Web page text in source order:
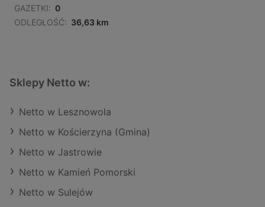
GAZETKI: 0
ODLEGŁOŚĆ: 36,63 km
Sklepy Netto w:
Netto w Lesznowola
Netto w Kościerzyna (Gmina)
Netto w Jastrowie
Netto w Kamień Pomorski
Netto w Sulejów